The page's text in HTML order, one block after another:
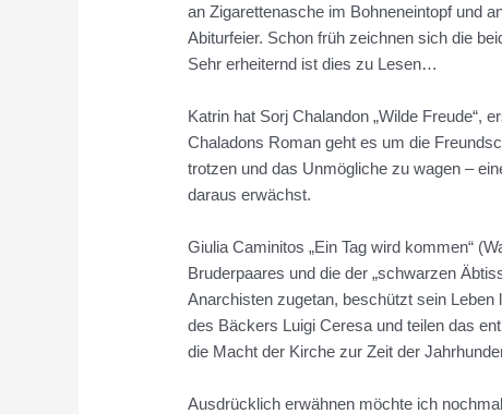
an Zigarettenasche im Bohneneintopf und
Abiturfeier. Schon früh zeichnen sich die
Sehr erheiternd ist dies zu Lesen…
Katrin hat Sorj Chalandon „Wilde Freude“,
Chaladons Roman geht es um die
trotzen und das Unmögliche zu wagen –
daraus erwächst.
Giulia Caminitos „Ein Tag wird kommen“
Bruderpaares und die der „schwarzen
Anarchisten zugetan, beschützt sein
des Bäckers Luigi Ceresa und teilen das
die Macht der Kirche zur Zeit der
Ausdrücklich erwähnen möchte ich